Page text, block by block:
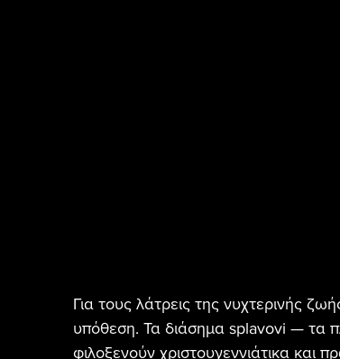
Για τους λάτρεις της νυχτερινής
υπόθεση. Τα διάσημα splavovi — τα
φιλοξενούν χριστουγεννιάτικα και